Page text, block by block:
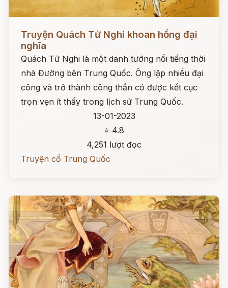
Truyện Quách Tử Nghi khoan hồng đại
nghĩa
Quách Tử Nghi là một danh tướng nổi tiếng thời
nhà Đường bên Trung Quốc. Ông lập nhiều đại
công và trở thành công thần có được kết cục
trọn vẹn ít thấy trong lịch sử Trung Quốc.
13-01-2023
⭐ 4.8
4,251 lượt đọc
Truyện cổ Trung Quốc